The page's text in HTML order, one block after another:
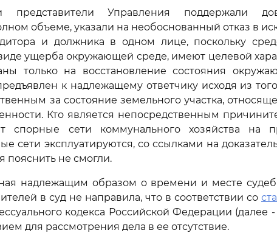
Управления поддержали
объеме, указали на необоснованный отказ в
и должника в одном лице, поскольку
ущерба окружающей среде, имеют целевой
только на восстановление состояния
к надлежащему ответчику исходя из
за состояние земельного участка,
Кто является непосредственным
спорные сети коммунального хозяйства на
сети эксплуатируются, со ссылками на
пояснить не смогли.
надлежащим образом о времени и месте
в суд не направила, что в соответствии со
кодекса Российской Федерации (далее
для рассмотрения дела в ее отсутствие.